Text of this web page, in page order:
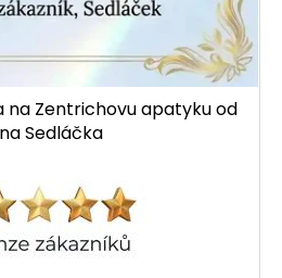
na Zentrichovu apatyku od
Sedláčka